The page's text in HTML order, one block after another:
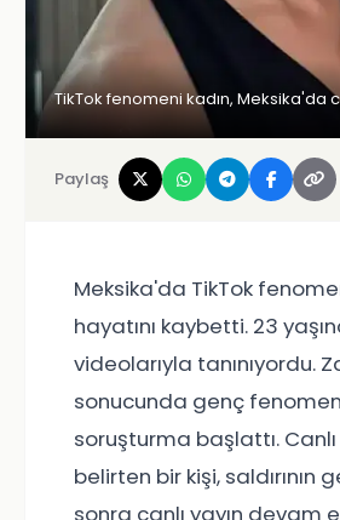
TikTok fenomeni kadın, Meksika'da
Paylaş
Meksika'da TikTok
hayatını kaybetti. 23
videolarıyla tanınıyordu.
sonucunda genç fenomen
soruşturma başlattı. Canlı
belirten bir kişi,